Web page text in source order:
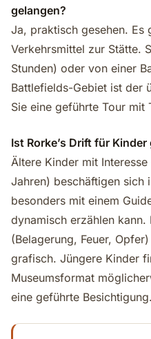
gelangen?
Ja, praktisch gesehen. Es
Verkehrsmittel zur Stätte.
Stunden) oder von einer
Battlefields-Gebiet ist der
Sie eine geführte Tour mit
Ist Rorke’s Drift für Kinder
Ältere Kinder mit
Jahren) beschäftigen sich
besonders mit einem
dynamisch erzählen kann.
(Belagerung, Feuer,
grafisch. Jüngere Kinder
Museumsformat
eine geführte Besichtigung.